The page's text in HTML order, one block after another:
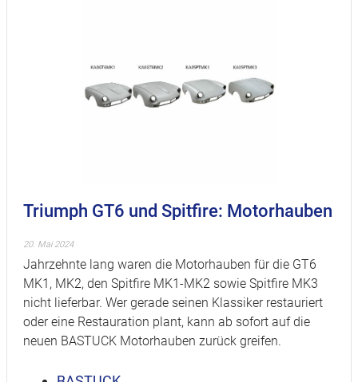
Triumph GT6 und Spitfire: Motorhauben
20. Mai 2024
Jahrzehnte lang waren die Motorhauben für die GT6
MK1, MK2, den Spitfire MK1-MK2 sowie Spitfire MK3
nicht lieferbar. Wer gerade seinen Klassiker restauriert
oder eine Restauration plant, kann ab sofort auf die
neuen BASTUCK Motorhauben zurück greifen.